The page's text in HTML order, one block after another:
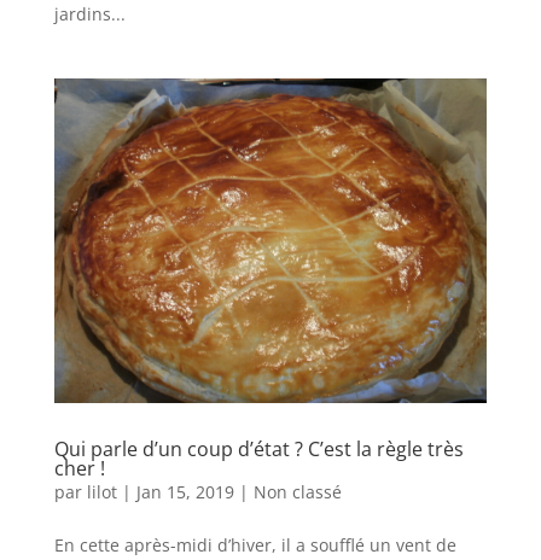
jardins...
Qui parle d’un coup d’état ? C’est la règle très
cher !
par lilot| Jan 15, 2019| Non classé
En cette après-midi d’hiver, il a soufflé un vent de